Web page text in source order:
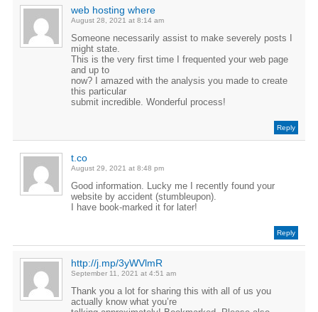
web hosting where
August 28, 2021 at 8:14 am
Someone necessarily assist to make severely posts I
might state.
This is the very first time I frequented your web page
and up to
now? I amazed with the analysis you made to create
this particular
submit incredible. Wonderful process!
Reply
t.co
August 29, 2021 at 8:48 pm
Good information. Lucky me I recently found your
website by accident (stumbleupon).
I have book-marked it for later!
Reply
http://j.mp/3yWVlmR
September 11, 2021 at 4:51 am
Thank you a lot for sharing this with all of us you
actually know what you’re